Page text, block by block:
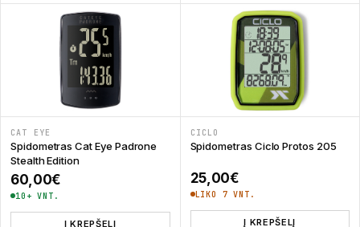
CAT EYE
Spidometras Cat Eye Padrone
Stealth Edition
60,00€
10+ VNT.
Į KREPŠELĮ
CICLO
Spidometras Ciclo Protos 205
25,00€
LIKO 7 VNT.
Į KREPŠELĮ